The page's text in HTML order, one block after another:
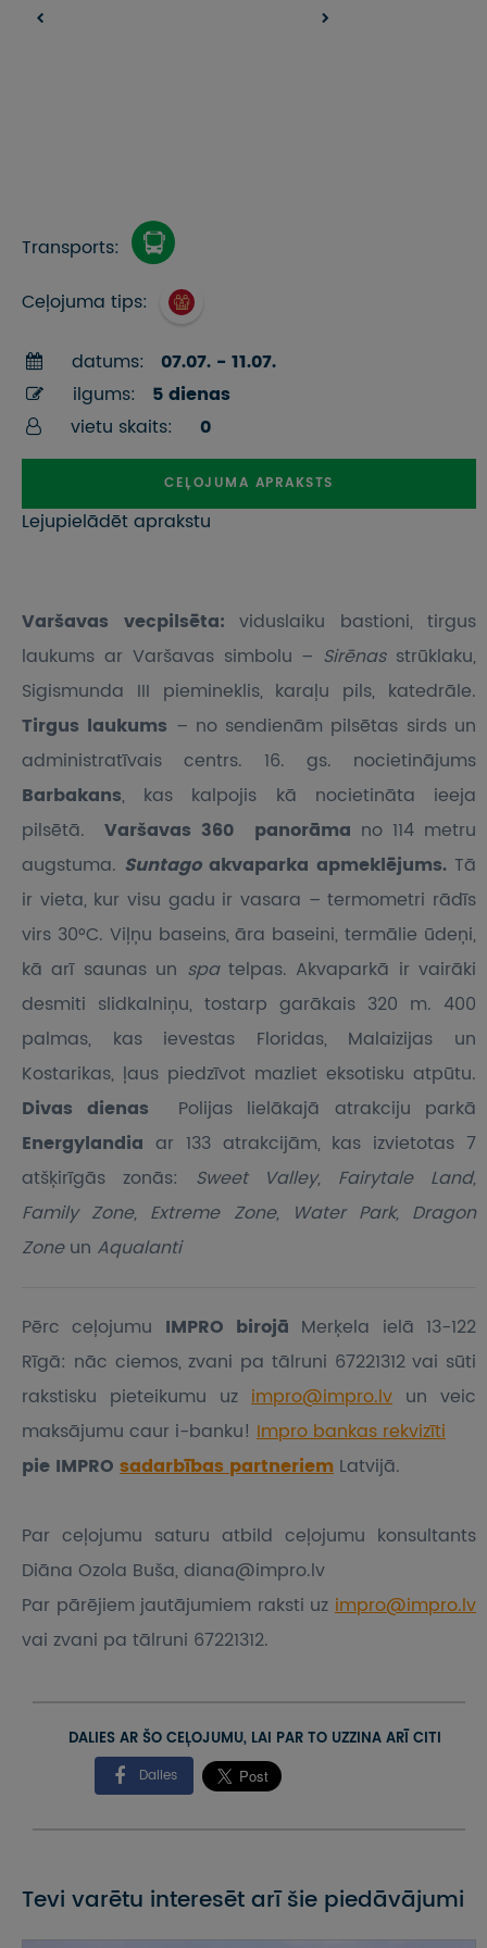
Transports:
Ceļojuma tips:
datums:
07.07. - 11.07.
ilgums:
5 dienas
vietu skaits:
0
CEĻOJUMA APRAKSTS
Lejupielādēt aprakstu
Varšavas vecpilsēta: viduslaiku bastioni, tirgus
laukums ar Varšavas simbolu – Sirēnasstrūklaku,
Sigismunda III piemineklis, karaļu pils, katedrāle.
Tirgus laukums – no sendienām pilsētas sirds un
administratīvais centrs. 16. gs. nocietinājums
Barbakans, kas kalpojis kā nocietināta ieeja
pilsētā.Varšavas 360 panorāma no 114 metru
augstuma. Suntagoakvaparka apmeklējums. Tā
ir vieta, kur visu gadu ir vasara – termometri rādīs
virs 30°C. Viļņu baseins, āra baseini, termālie ūdeņi,
kā arī saunas un spatelpas. Akvaparkā ir vairāki
desmiti slidkalniņu, tostarp garākais 320 m. 400
palmas, kas ievestas Floridas, Malaizijas un
Kostarikas, ļaus piedzīvot mazliet eksotisku atpūtu.
Divas dienas Polijas lielākajā atrakciju parkā
Energylandia ar 133 atrakcijām, kas izvietotas 7
atšķirīgās zonās: Sweet Valley, Fairytale Land,
Family Zone, Extreme Zone, Water Park, Dragon
Zoneun Aqualanti
Pērc ceļojumu IMPRO birojā Merķela ielā 13-122
Rīgā: nāc ciemos, zvani pa tālruni 67221312 vai sūti
rakstisku pieteikumu uz impro@impro.lv un veic
maksājumu caur i-banku! Impro bankas rekvizīti
pie IMPRO sadarbības partneriem Latvijā.
Par ceļojumu saturu atbild ceļojumu konsultants
Diāna Ozola Buša, diana@impro.lv
Par pārējiem jautājumiem raksti uz impro@impro.lv
vai zvani pa tālruni 67221312.
DALIES AR ŠO CEĻOJUMU, LAI PAR TO UZZINA ARĪ CITI
Dalies
Tevi varētu interesēt arī šie piedāvājumi